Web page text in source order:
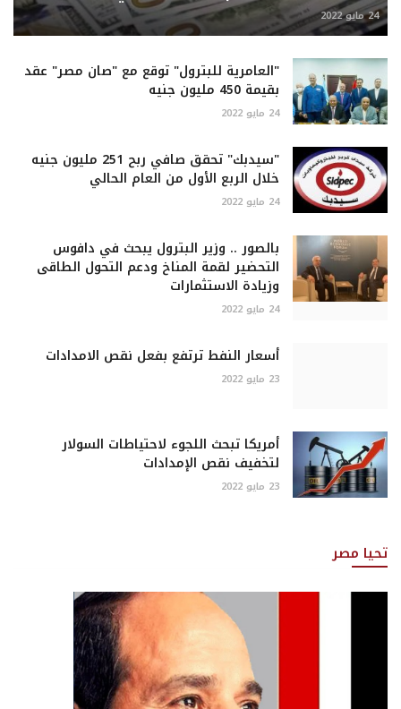
24 مايو 2022
"العامرية للبترول" توقع مع "صان مصر" عقد
بقيمة 450 مليون جنيه
24 مايو 2022
"سيدبك" تحقق صافي ربح 251 مليون جنيه
خلال الربع الأول من العام الحالي
24 مايو 2022
بالصور .. وزير البترول يبحث في دافوس
التحضير لقمة المناخ ودعم التحول الطاقى
وزيادة الاستثمارات
24 مايو 2022
أسعار النفط ترتفع بفعل نقص الامدادات
23 مايو 2022
أمريكا تبحث اللجوء لاحتياطات السولار
لتخفيف نقص الإمدادات
23 مايو 2022
تحيا مصر